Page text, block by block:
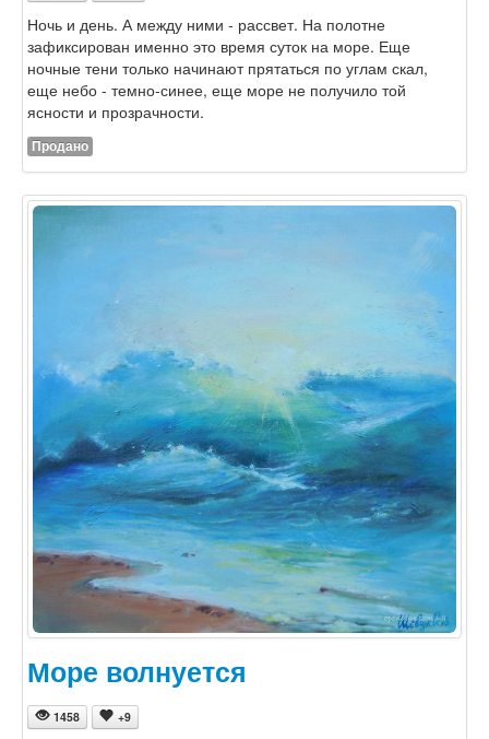
Ночь и день. А между ними - рассвет. На полотне
зафиксирован именно это время суток на море. Еще
ночные тени только начинают прятаться по углам скал,
еще небо - темно-синее, еще море не получило той
ясности и прозрачности.
Продано
Море волнуется
1458 +9